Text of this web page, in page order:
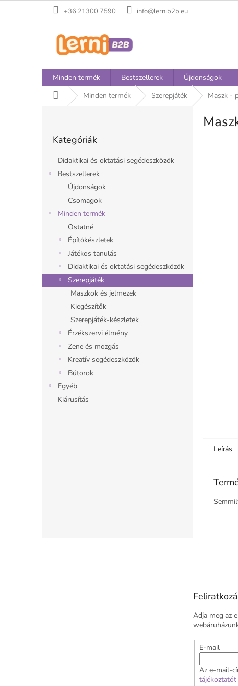
+36 21300 7590 info@lernib2b.eu
Minden termék Bestszellerek Újdonságok
KezdőlapMinden termék Szerepjáték Maszk -
átugrása
Kategóriák
Didaktikai és oktatási segédeszközök
Bestszellerek
Újdonságok
Csomagok
Minden termék
Ostatné
Építőkészletek
Játékos tanulás
Didaktikai és oktatási segédeszközök
Szerepjáték
Maszkok és jelmezek
Kiegészítők
Szerepjáték-készletek
Érzékszervi élmény
Zene és mozgás
Kreatív segédeszközök
Bútorok
Egyéb
Kiárusítás
Leírás
Adja meg az
E-mail
Az e-mail-
tájékoztatót